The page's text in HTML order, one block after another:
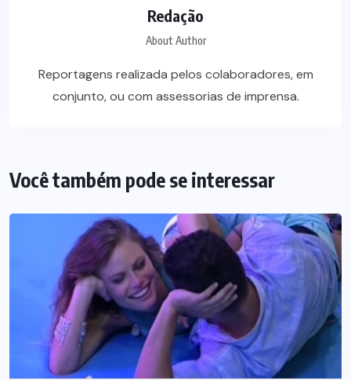
Redação
About Author
Reportagens realizada pelos colaboradores, em
conjunto, ou com assessorias de imprensa.
Você também pode se interessar